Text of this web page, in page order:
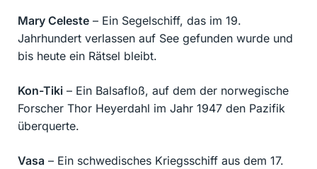
Mary Celeste – Ein Segelschiff, das im 19.
Jahrhundert verlassen auf See gefunden wurde und
bis heute ein Rätsel bleibt.
Kon-Tiki – Ein Balsafloß, auf dem der norwegische
Forscher Thor Heyerdahl im Jahr 1947 den Pazifik
überquerte.
Vasa – Ein schwedisches Kriegsschiff aus dem 17.